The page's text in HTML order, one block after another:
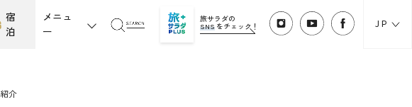
宿
泊
メニュ
ー
旅サラダの
SNS をチェック！ JP
介